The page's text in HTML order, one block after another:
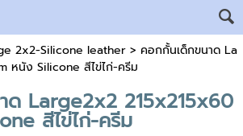
2x2-Silicone leather> คอกกั้นเด็กขนาด La
หนัง Silicone สีไข่ไก่-ครีม
ด Large2x2 215x215x60
สีไข่ไก่-ครีม